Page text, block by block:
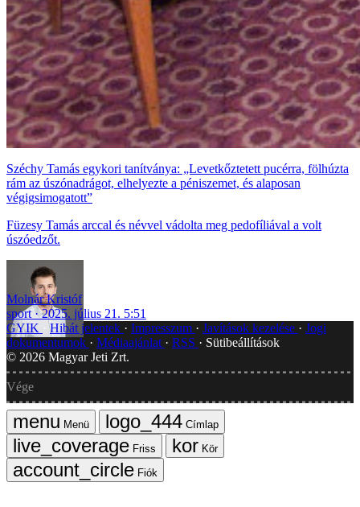
Széchy Tamás egykori tanítványa: „Levetkőztetett pucérra, fölhúzta
rám az úszónadrágot, elhelyezte a péniszemet, és alaposan
végigsimogatott”
Füzesy Tamás arccal és névvel vádolta meg pedofíliával a volt
úszóedzőt.
Molnár Kristóf
sport
2025. július 21. 5:51
GYIK
Hibát jelentek Impresszum Javítások kezelése
Jogi
dokumentumok
Médiaajánlat RSS
Sütibeállítások
© 2026 Magyar Jeti Zrt.
Vége
Menü
Címlap
Friss
Kör
Fiók